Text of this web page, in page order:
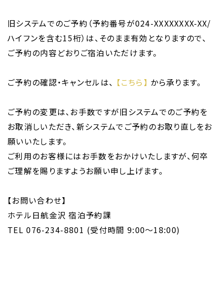
HOME
宿泊
レストラン＆バー
旧システムでのご予約（予約番号が024-XXXXXXXX-XX/
ハイフンを含む15桁）は、そのまま有効となりますので、
ご予約の内容どおりご宿泊いただけます。
ご予約の確認・キャンセルは、 【こちら】 から承ります。
ご予約の変更は、お手数ですが旧システムでのご予約を
お取消しいただき、新システムでご予約のお取り直しをお
願いいたします。
ご利用のお客様にはお手数をおかけいたしますが、何卒
ご理解を賜りますようお願い申し上げます。
【お問い合わせ】
ホテル日航金沢 宿泊予約課
TEL 076-234-8801 (受付時間 9:00〜18:00)